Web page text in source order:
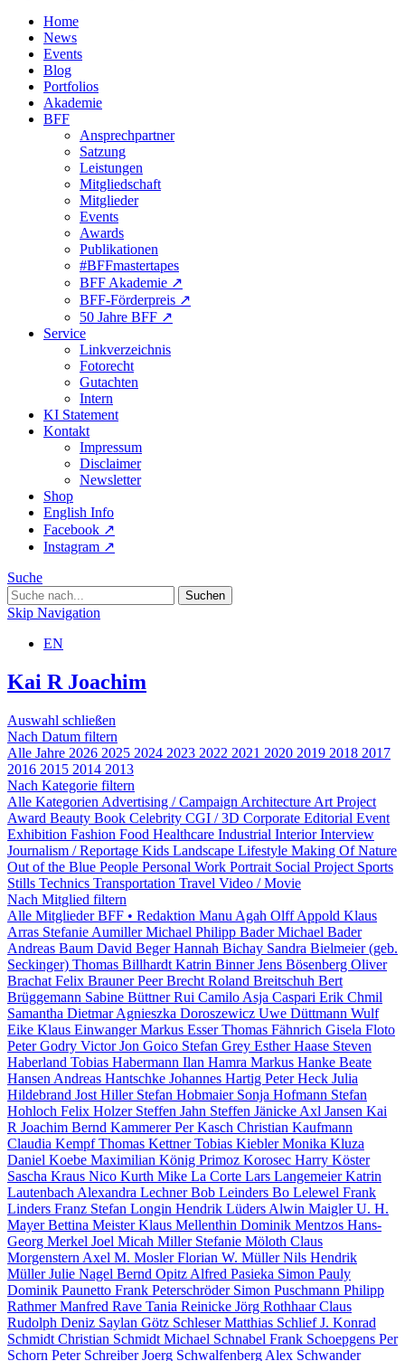
Home
News
Events
Blog
Portfolios
Akademie
BFF
Ansprechpartner
Satzung
Leistungen
Mitgliedschaft
Mitglieder
Events
Awards
Publikationen
#BFFmastertapes
BFF Akademie ↗︎
BFF-Förderpreis ↗︎
50 Jahre BFF ↗︎
Service
Linkverzeichnis
Fotorecht
Gutachten
Intern
KI Statement
Kontakt
Impressum
Disclaimer
Newsletter
Shop
English Info
Facebook ↗︎
Instagram ↗︎
Suche
Skip Navigation
EN
Kai R Joachim
Auswahl schließen
Nach Datum filtern
Alle Jahre 2026 2025 2024 2023 2022 2021 2020 2019 2018 2017
2016 2015 2014 2013
Nach Kategorie filtern
Alle Kategorien Advertising / Campaign Architecture Art Project
Award Beauty Book Celebrity CGI / 3D Corporate Editorial Event
Exhibition Fashion Food Healthcare Industrial InteriorInterview
Journalism / Reportage Kids Landscape Lifestyle Making OfNature
Out of the Blue People Personal Work Portrait Social Project Sports
Stills Technics Transportation Travel Video / Movie
Nach Mitglied filtern
Alle MitgliederBFF • Redaktion Manu Agah Olff Appold Klaus
Arras Stefanie AumillerMichael Philipp BaderMichael Bader
Andreas Baum David BegerHannah Bichay Sandra Bielmeier (geb.
Seckinger) Thomas Billhardt Katrin BinnerJens Bösenberg Oliver
Brachat Felix BraunerPeer Brecht Roland Breitschuh Bert
Brüggemann Sabine BüttnerRui Camilo Asja Caspari Erik Chmil
Samantha DietmarAgnieszka Doroszewicz Uwe Düttmann Wulf
Eike Klaus EinwangerMarkus EsserThomas Fähnrich Gisela Floto
Peter Godry Victor Jon Goico Stefan Grey Esther Haase Steven
Haberland Tobias Habermann Ilan Hamra Markus Hanke Beate
Hansen Andreas Hantschke Johannes Hartig Peter Heck Julia
Hildebrand Jost Hiller Stefan Hobmaier Sonja Hofmann Stefan
Hohloch Felix Holzer Steffen Jahn Steffen Jänicke Axl Jansen Kai
R Joachim Bernd KammererPer Kasch Christian Kaufmann
Claudia KempfThomas KettnerTobias KieblerMonika Kluza
Daniel Koebe Maximilian König Primoz Korosec Harry Köster
Sascha Kraus Nico Kurth Mike La Corte Lars LangemeierKatrin
Lautenbach Alexandra LechnerBob Leinders Bo Lelewel Frank
Linders Franz Stefan Longin Hendrik Lüders Alwin MaiglerU. H.
MayerBettina MeisterKlaus Mellenthin Dominik Mentzos Hans-
Georg Merkel Joel Micah Miller Stefanie Möloth Claus
Morgenstern Axel M. MoslerFlorian W. MüllerNils Hendrik
MüllerJulie Nagel Bernd Opitz Alfred Pasieka Simon Pauly
Dominik Paunetto Frank Peterschröder Simon Puschmann Philipp
RathmerManfred Rave Tania Reinicke Jörg RothhaarClaus
Rudolph Deniz Saylan Götz SchleserMatthias SchliefJ. Konrad
Schmidt Christian Schmidt Michael Schnabel Frank Schoepgens Per
Schorn Peter SchreiberJoerg Schwalfenberg Alex Schwander